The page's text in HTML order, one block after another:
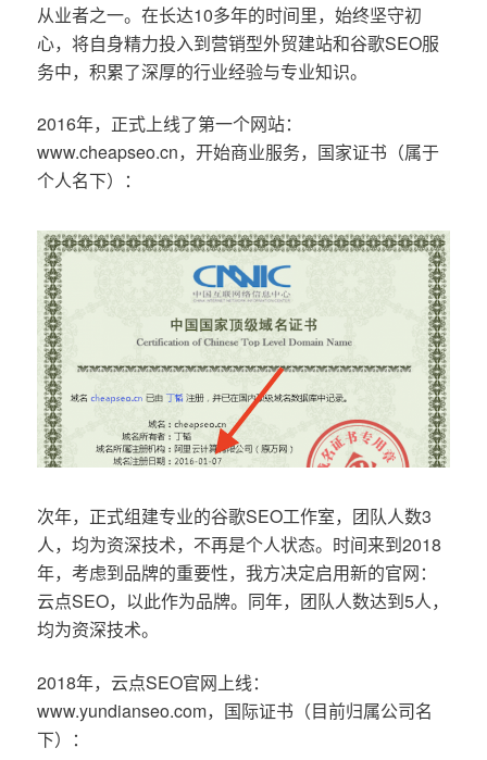
从业者之一。在长达10多年的时间里，始终坚守初
心，将自身精力投入到营销型外贸建站和谷歌SEO服
务中，积累了深厚的行业经验与专业知识。
2016年，正式上线了第一个网站：
www.cheapseo.cn，开始商业服务，国家证书（属于
个人名下）：
次年，正式组建专业的谷歌SEO工作室，团队人数3
人，均为资深技术，不再是个人状态。时间来到2018
年，考虑到品牌的重要性，我方决定启用新的官网：
云点SEO，以此作为品牌。同年，团队人数达到5人，
均为资深技术。
2018年，云点SEO官网上线：
www.yundianseo.com，国际证书（目前归属公司名
下）：